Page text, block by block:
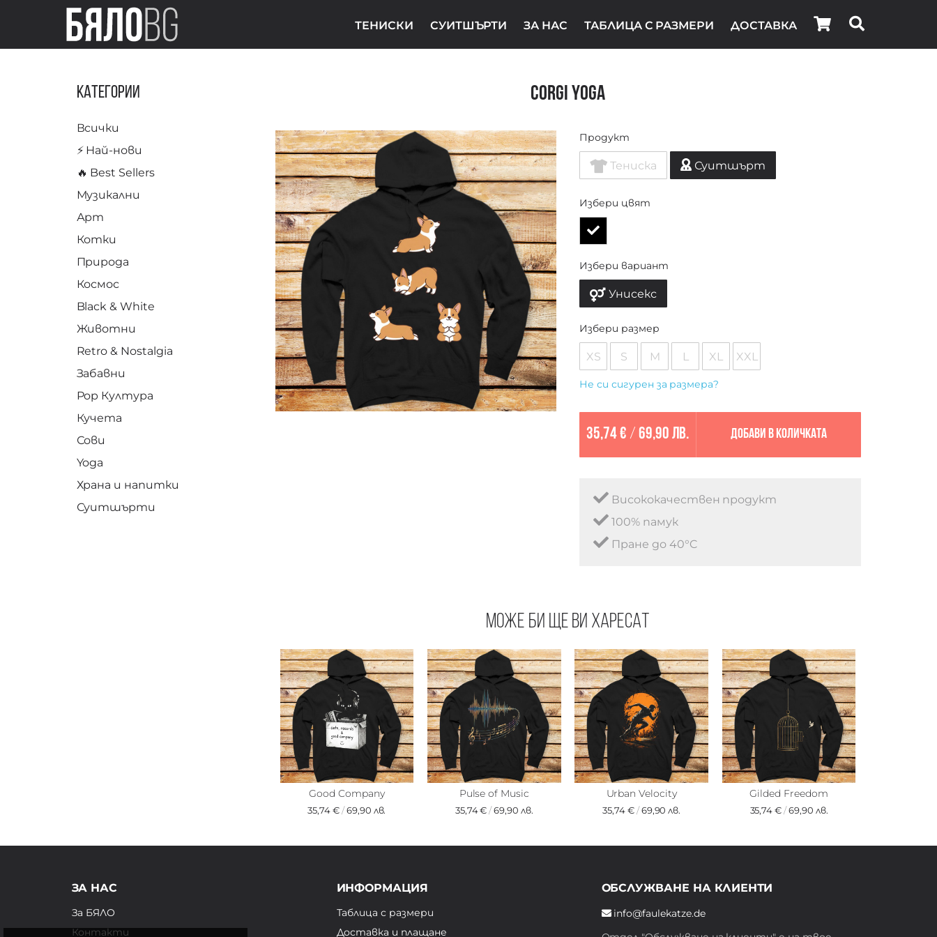
ТЕНИСКИ СУИТШЪРТИ ЗА НАС ТАБЛИЦА С РАЗМЕРИ ДОСТАВКА
Категории
Всички
⚡️ Най-нови
🔥 Best Sellers
Музикални
Арт
Котки
Природа
Космос
Black & White
Животни
Retro & Nostalgia
Забавни
Pop Култура
Кучета
Сови
Yoga
Храна и напитки
Суитшърти
Corgi Yoga
Продукт
Тениска Суитшърт
Избери цвят
Избери вариант
Унисекс
Избери размер
XS S M L XL XXL
Не си сигурен за размера?
35,74 € / 69,90 лв. Добави в количката
Висококачествен продукт
100% памук
Пране до 40°C
Може би ще ви харесат
Good Company
35,74 €/69,90 лв.
Pulse of Music
35,74 €/69,90 лв.
Urban Velocity
35,74 €/69,90 лв.
Gilded Freedom
35,74 €/69,90 лв.
ЗА НАС
За БЯЛО
Контакти
ИНФОРМАЦИЯ
Таблица с размери
Доставка и плащане
ОБСЛУЖВАНЕ НА КЛИЕНТИ
info@faulekatze.de